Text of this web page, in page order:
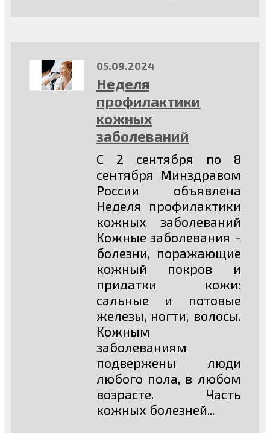
05.09.2024
Неделя
профилактики
кожных
заболеваний
С 2 сентября по 8
сентября Минздравом
России объявлена
Неделя профилактики
кожных заболеваний
Кожные заболевания -
болезни, поражающие
кожный покров и
придатки кожи:
сальные и потовые
железы, ногти, волосы.
Кожным
заболеваниям
подвержены люди
любого пола, в любом
возрасте. Часть
кожных болезней...